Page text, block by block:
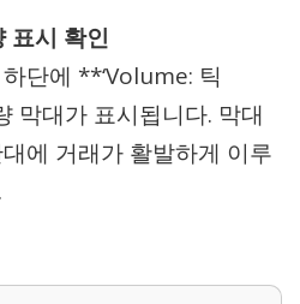
표시 확인
단에 **‘Volume: 틱
막대가 표시됩니다. 막대
에 거래가 활발하게 이루